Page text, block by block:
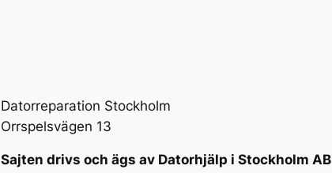
Datorreparation Stockholm
Orrspelsvägen 13
Sajten drivs och ägs av Datorhjälp i Stockholm AB